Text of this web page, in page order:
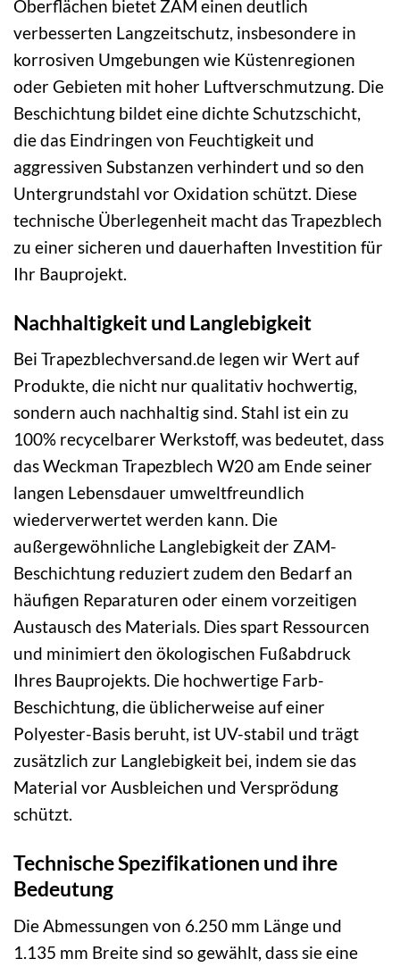
Oberflächen bietet ZAM einen deutlich
verbesserten Langzeitschutz, insbesondere in
korrosiven Umgebungen wie Küstenregionen
oder Gebieten mit hoher Luftverschmutzung. Die
Beschichtung bildet eine dichte Schutzschicht,
die das Eindringen von Feuchtigkeit und
aggressiven Substanzen verhindert und so den
Untergrundstahl vor Oxidation schützt. Diese
technische Überlegenheit macht das Trapezblech
zu einer sicheren und dauerhaften Investition für
Ihr Bauprojekt.
Nachhaltigkeit und Langlebigkeit
Bei Trapezblechversand.de legen wir Wert auf
Produkte, die nicht nur qualitativ hochwertig,
sondern auch nachhaltig sind. Stahl ist ein zu
100% recycelbarer Werkstoff, was bedeutet, dass
das Weckman Trapezblech W20 am Ende seiner
langen Lebensdauer umweltfreundlich
wiederverwertet werden kann. Die
außergewöhnliche Langlebigkeit der ZAM-
Beschichtung reduziert zudem den Bedarf an
häufigen Reparaturen oder einem vorzeitigen
Austausch des Materials. Dies spart Ressourcen
und minimiert den ökologischen Fußabdruck
Ihres Bauprojekts. Die hochwertige Farb-
Beschichtung, die üblicherweise auf einer
Polyester-Basis beruht, ist UV-stabil und trägt
zusätzlich zur Langlebigkeit bei, indem sie das
Material vor Ausbleichen und Versprödung
schützt.
Technische Spezifikationen und ihre
Bedeutung
Die Abmessungen von 6.250 mm Länge und
1.135 mm Breite sind so gewählt, dass sie eine